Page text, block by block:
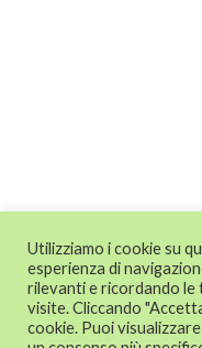
Utilizziamo i cookie su
esperienza di
rilevanti e ricordando le
visite. Cliccando
cookie. Puoi